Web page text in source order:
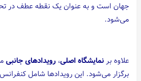
جهان است و به عنوان یک نقطه عطف در
می‌شود.
علاوه برنمایشگاه اصلی، رویدادهای جانبی
برگزار می‌شود. این رویدادها شامل